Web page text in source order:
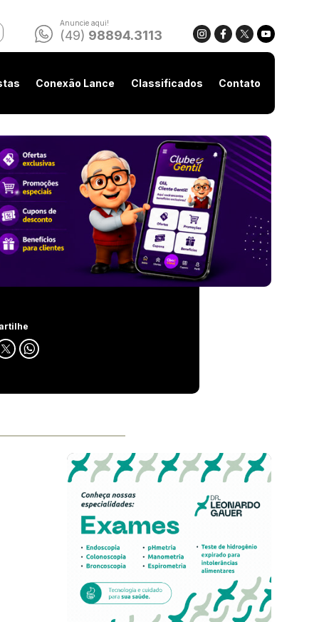
Anuncie aqui!
(49) 98894.3113
Conexão Lance Classificados Contato